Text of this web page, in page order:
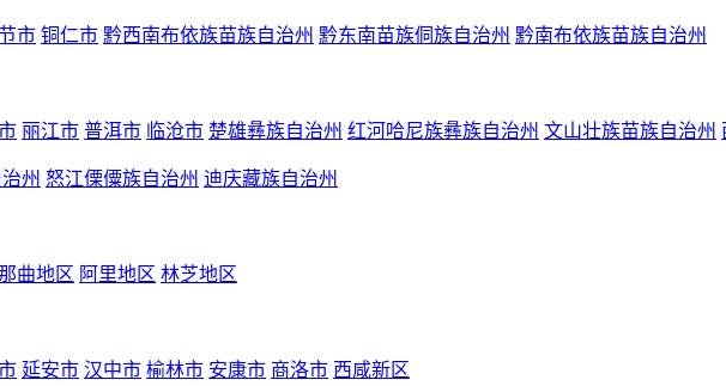
市 铜仁市 黔西南布依族苗族自治州 黔东南苗族侗族自治州 黔南布依族苗族自治州
丽江市 普洱市 临沧市 楚雄彝族自治州 红河哈尼族彝族自治州 文山壮族苗族自治州
州 怒江傈僳族自治州 迪庆藏族自治州
那曲地区 阿里地区 林芝地区
延安市 汉中市 榆林市 安康市 商洛市 西咸新区